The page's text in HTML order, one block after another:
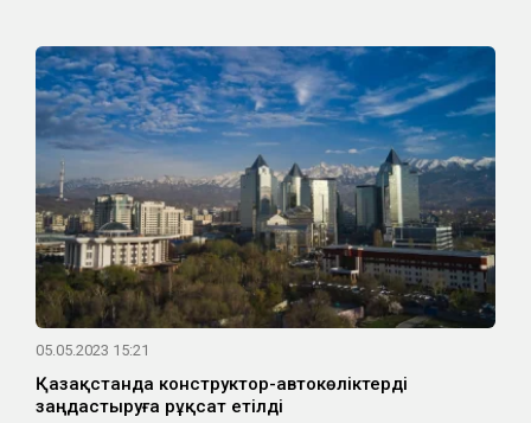
05.05.2023 15:21
Қазақстанда конструктор-автокөліктерді
заңдастыруға рұқсат етілді